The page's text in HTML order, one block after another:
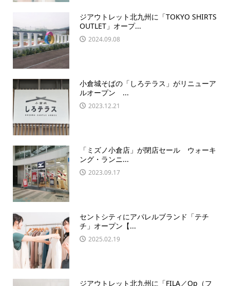
ジアウトレット北九州に「TOKYO SHIRTS
OUTLET」オープ...
2024.09.08
小倉城そばの「しろテラス」がリニューア
ルオープン ...
2023.12.21
「ミズノ小倉店」が閉店セール ウォーキ
ング・ランニ...
2023.09.17
セントシティにアパレルブランド「テチ
チ」オープン【...
2025.02.19
ジアウトレット北九州に「FILA／Op（フ